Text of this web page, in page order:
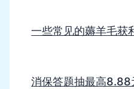
一些常见的薅羊毛获
消保答题抽最高8.88